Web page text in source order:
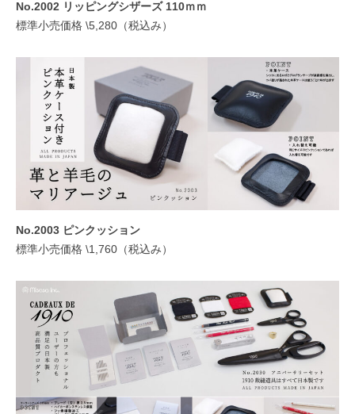
No.2002 リッピングシザーズ 110ｍｍ
標準小売価格 \5,280（税込み）
No.2003 ピンクッション
標準小売価格 \1,760（税込み）